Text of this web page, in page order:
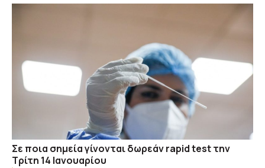
Σε ποια σημεία γίνονται δωρεάν rapid test την
Τρίτη 14 Ιανουαρίου